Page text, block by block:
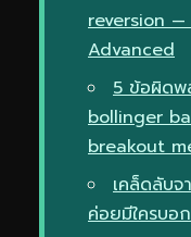
reversion —
Advanced
5 ข้อผิดพ
bollinger
breakout
เคล็ดลับจ
ค่อยมีใครบอก